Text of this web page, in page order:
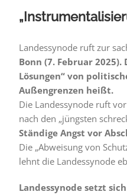
Landessynode ruft zur
Bonn (7. Februar
Lösungen“ von
Außengrenzen heißt.
Die Landessynode ruft
nach den „jüngsten
Ständige Angst vor
Die „Abweisung von
lehnt die Landessynode
Landessynode setzt